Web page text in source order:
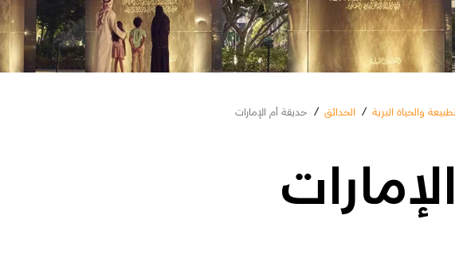
والحياة البرية / الحدائق / حديقة أم الإمارات